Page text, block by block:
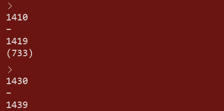
1410
–
1419
(733)
1430
–
1439